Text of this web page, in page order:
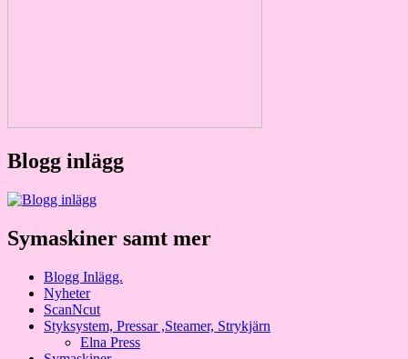
Blogg inlägg
Symaskiner samt mer
Blogg Inlägg.
Nyheter
ScanNcut
Styksystem, Pressar ,Steamer, Strykjärn
Elna Press